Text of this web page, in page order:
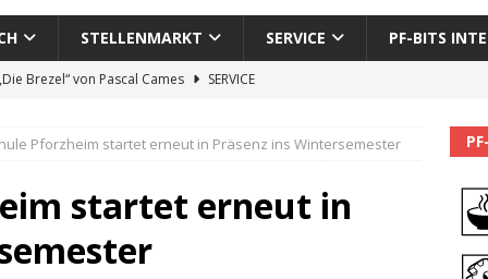
STELLENMARKT SERVICE PF-BITS
Brezel“ von Pascal Cames
SERVICE
des 65. Fasnetsumzugs Dillweißenstein
Der Mann hinter PF-Bits lebt nicht mehr
Pforzheim startet erneut in Präsenz ins Wintersemester
startet erneut in